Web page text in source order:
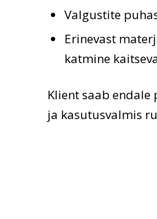
Valgustite
Erinevast
katmine
Klient saab
ja kasutusvalmis